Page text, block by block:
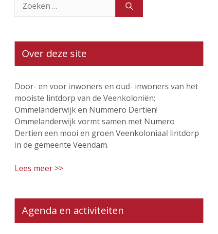
naar:
Over deze site
Door- en voor inwoners en oud- inwoners van het
mooiste lintdorp van de Veenkoloniën:
Ommelanderwijk en Nummero Dertien!
Ommelanderwijk vormt samen met Numero
Dertien een mooi en groen Veenkoloniaal lintdorp
in de gemeente Veendam.
Lees meer >>
Agenda en activiteiten